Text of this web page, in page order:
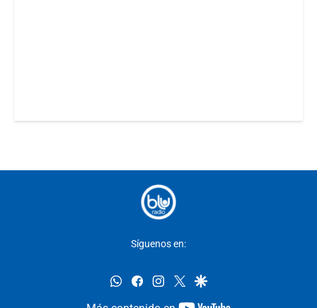
Síguenos en:
whatsappfacebookinstagram
twittergoogle